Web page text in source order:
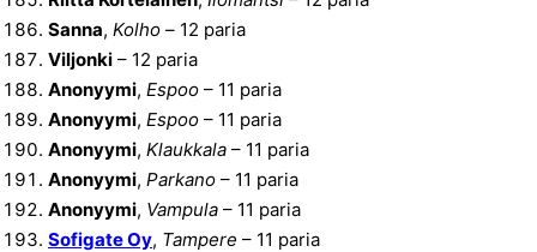
Sanna, Kolho – 12 paria
Viljonki – 12 paria
Anonyymi, Espoo – 11 paria
Anonyymi, Espoo – 11 paria
Anonyymi, Klaukkala – 11 paria
Anonyymi, Parkano – 11 paria
Anonyymi, Vampula – 11 paria
Sofigate Oy, Tampere – 11 paria